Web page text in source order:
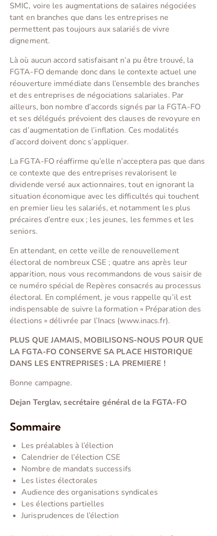
SMIC, voire les augmentations de salaires négociées
tant en branches que dans les entreprises ne
permettent pas toujours aux salariés de vivre
dignement.
Là où aucun accord satisfaisant n’a pu être trouvé, la
FGTA-FO demande donc dans le contexte actuel une
réouverture immédiate dans l’ensemble des branches
et des entreprises de négociations salariales. Par
ailleurs, bon nombre d’accords signés par la FGTA-FO
et ses délégués prévoient des clauses de revoyure en
cas d’augmentation de l’inflation. Ces modalités
d’accord doivent donc s’appliquer.
La FGTA-FO réaffirme qu’elle n’acceptera pas que dans
ce contexte que des entreprises revalorisent le
dividende versé aux actionnaires, tout en ignorant la
situation économique avec les difficultés qui touchent
en premier lieu les salariés, et notamment les plus
précaires d’entre eux ; les jeunes, les femmes et les
seniors.
En attendant, en cette veille de renouvellement
électoral de nombreux CSE ; quatre ans après leur
apparition, nous vous recommandons de vous saisir de
ce numéro spécial de Repères consacrés au processus
électoral. En complément, je vous rappelle qu’il est
indispensable de suivre la formation « Préparation des
élections » délivrée par l’Inacs (www.inacs.fr).
PLUS QUE JAMAIS, MOBILISONS-NOUS POUR QUE
LA FGTA-FO CONSERVE SA PLACE HISTORIQUE
DANS LES ENTREPRISES : LA PREMIERE !
Bonne campagne.
Dejan Terglav, secrétaire général de la FGTA-FO
Sommaire
Les préalables à l’élection
Calendrier de l’élection CSE
Nombre de mandats successifs
Les listes électorales
Audience des organisations syndicales
Les élections partielles
Jurisprudences de l’élection